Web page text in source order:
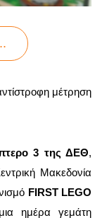
μέτρηση
3 της ΔΕΘ,
Μακεδονία
FIRST LEGO
ημέρα γεμάτη